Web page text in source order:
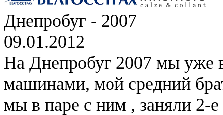
Днепробуг - 2007
09.01.2012
На Днепробуг 2007 мы уже
машинами, мой средний
мы в паре с ним , заняли 2-